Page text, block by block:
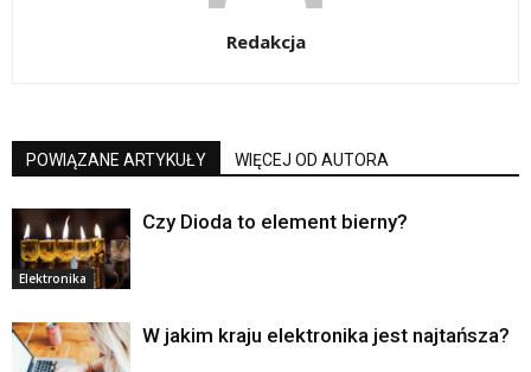
Redakcja
POWIĄZANE ARTYKUŁY WIĘCEJ OD AUTORA
Elektronika
Czy Dioda to element bierny?
W jakim kraju elektronika jest najtańsza?